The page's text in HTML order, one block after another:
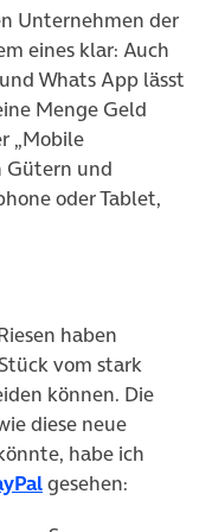
Unternehmen der
eines klar: Auch
Whats App lässt
Menge Geld
„Mobile
Gütern und
oder Tablet,
haben
vom stark
können. Die
diese neue
habe ich
gesehen: